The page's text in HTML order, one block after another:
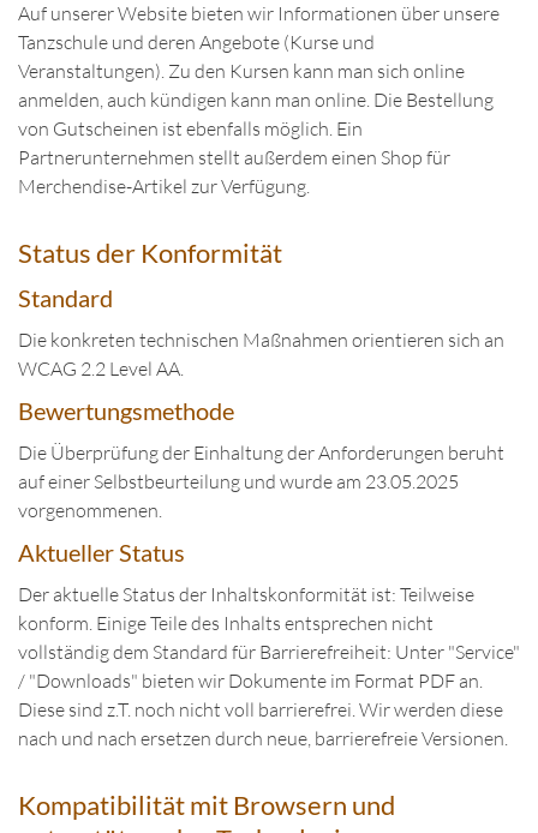
Auf unserer Website bieten wir Informationen über unsere
Tanzschule und deren Angebote (Kurse und
Veranstaltungen). Zu den Kursen kann man sich online
anmelden, auch kündigen kann man online. Die Bestellung
von Gutscheinen ist ebenfalls möglich. Ein
Partnerunternehmen stellt außerdem einen Shop für
Merchendise-Artikel zur Verfügung.
Status der Konformität
Standard
Die konkreten technischen Maßnahmen orientieren sich an
WCAG 2.2 Level AA.
Bewertungsmethode
Die Überprüfung der Einhaltung der Anforderungen beruht
auf einer Selbstbeurteilung und wurde am 23.05.2025
vorgenommenen.
Aktueller Status
Der aktuelle Status der Inhaltskonformität ist: Teilweise
konform. Einige Teile des Inhalts entsprechen nicht
vollständig dem Standard für Barrierefreiheit: Unter "Service"
/ "Downloads" bieten wir Dokumente im Format PDF an.
Diese sind z.T. noch nicht voll barrierefrei. Wir werden diese
nach und nach ersetzen durch neue, barrierefreie Versionen.
Kompatibilität mit Browsern und